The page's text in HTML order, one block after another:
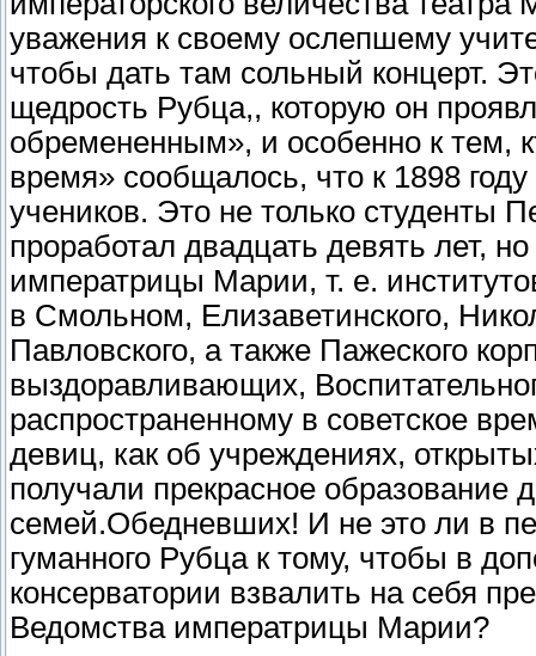
уважения к своему ослепшему
чтобы дать там сольный концерт.
щедрость Рубца,, которую он
обремененным», и особенно к тем,
время» сообщалось, что к 1898
учеников. Это не только студенты
проработал двадцать девять лет,
императрицы Марии, т. е.
в Смольном, Елизаветинского,
Павловского, а также Пажеского
выздоравливающих,
распространенному в советское
девиц, как об учреждениях,
получали прекрасное образование
семей.Обедневших! И не это ли в
гуманного Рубца к тому, чтобы в
консерватории взвалить на себя
Ведомства императрицы Марии?